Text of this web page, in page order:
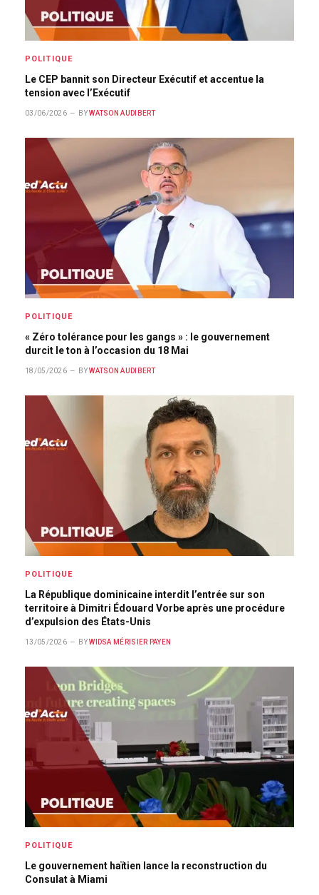
POLITIQUE
Le CEP bannit son Directeur Exécutif et accentue la
tension avec l’Exécutif
03/06/2026 BY WATSON AUDIBERT
POLITIQUE
« Zéro tolérance pour les gangs » : le gouvernement
durcit le ton à l’occasion du 18 Mai
18/05/2026 BY WATSON AUDIBERT
POLITIQUE
La République dominicaine interdit l’entrée sur son
territoire à Dimitri Édouard Vorbe après une procédure
d’expulsion des États-Unis
13/05/2026 BY WIDSA MÉRISIER PAYEN
POLITIQUE
Le gouvernement haïtien lance la reconstruction du
Consulat à Miami